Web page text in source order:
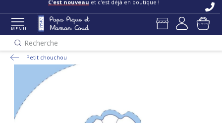
C'est nouveau et c'est déjà en boutique !
MENU
Recherche
Petit chouchou